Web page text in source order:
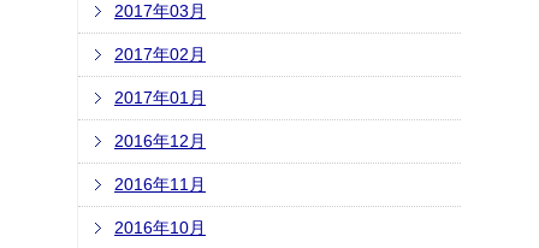
2017年03月
2017年02月
2017年01月
2016年12月
2016年11月
2016年10月